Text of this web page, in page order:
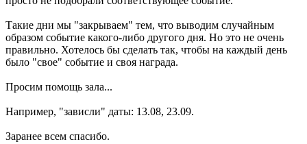
Такие дни мы "закрываем" тем, что выводим случайным
образом событие какого-либо другого дня. Но это не очень
правильно. Хотелось бы сделать так, чтобы на каждый день
было "свое" событие и своя награда.
Просим помощь зала...
Например, "зависли" даты: 13.08, 23.09.
Заранее всем спасибо.